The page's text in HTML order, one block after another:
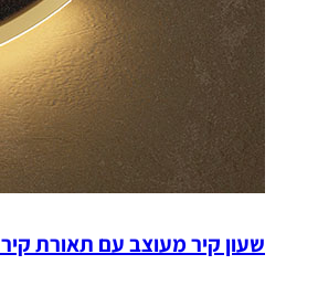
שעון קיר מעוצב עם תאורת